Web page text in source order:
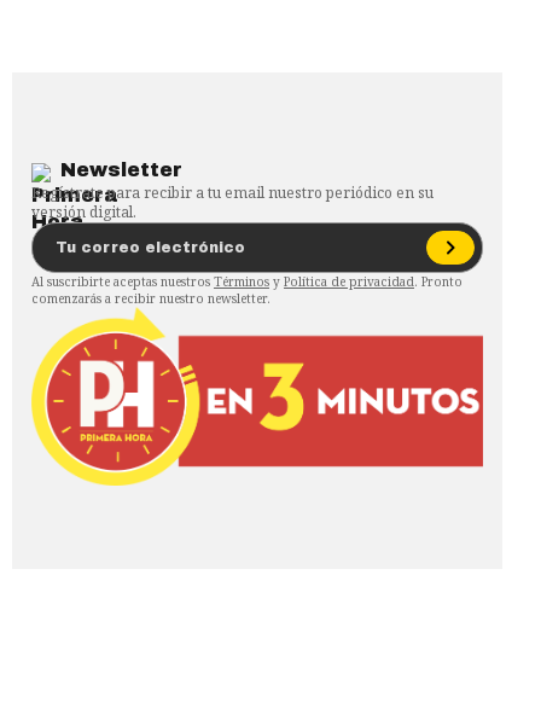
Newsletter
Regístrate para recibir a tu email nuestro periódico en su
versión digital.
Al suscribirte aceptas nuestros Términos y Política de privacidad. Pronto
comenzarás a recibir nuestro newsletter.